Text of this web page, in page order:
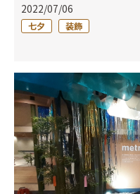
2022/07/06
七夕 装飾